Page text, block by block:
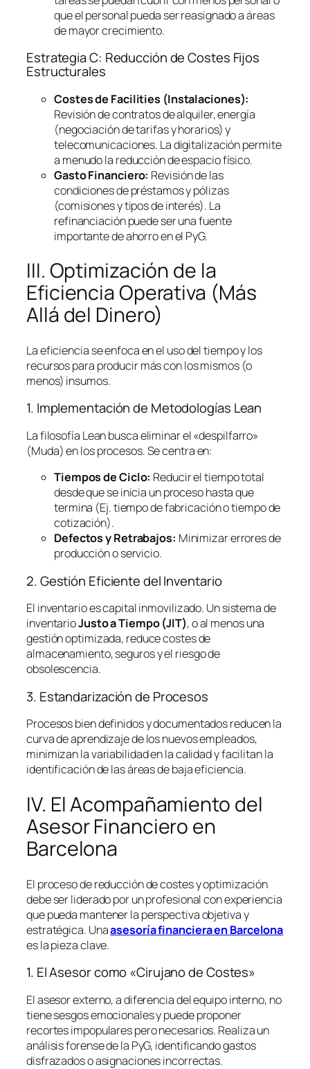
que el personal pueda ser reasignado a áreas
de mayor crecimiento.
Estrategia C: Reducción de Costes Fijos
Estructurales
Costes de Facilities (Instalaciones):
Revisión de contratos de alquiler, energía
(negociación de tarifas y horarios) y
telecomunicaciones. La digitalización permite
a menudo la reducción de espacio físico.
Gasto Financiero: Revisión de las
condiciones de préstamos y pólizas
(comisiones y tipos de interés). La
refinanciación puede ser una fuente
importante de ahorro en el PyG.
III. Optimización de la
Eficiencia Operativa (Más
Allá del Dinero)
La eficiencia se enfoca en el uso del tiempo y los
recursos para producir más con los mismos (o
menos) insumos.
1. Implementación de Metodologías Lean
La filosofía Leanbusca eliminar el «despilfarro»
(Muda) en los procesos. Se centra en:
Tiempos de Ciclo: Reducir el tiempo total
desde que se inicia un proceso hasta que
termina (Ej. tiempo de fabricación o tiempo de
cotización).
Defectos y Retrabajos: Minimizar errores de
producción o servicio.
2. Gestión Eficiente del Inventario
El inventario es capital inmovilizado. Un sistema de
inventarioJusto a Tiempo (JIT), o al menos una
gestión optimizada, reduce costes de
almacenamiento, seguros y el riesgo de
obsolescencia.
3. Estandarización de Procesos
Procesos bien definidos y documentados reducen la
curva de aprendizaje de los nuevos empleados,
minimizan la variabilidad en la calidad y facilitan la
identificación de las áreas de baja eficiencia.
IV. El Acompañamiento del
Asesor Financiero en
Barcelona
El proceso de reducción de costes y optimización
debe ser liderado por un profesional con experiencia
que pueda mantener la perspectiva objetiva y
estratégica. Unaasesoría financiera en Barcelona
es la pieza clave.
1. El Asesor como «Cirujano de Costes»
El asesor externo, a diferencia del equipo interno, no
tiene sesgos emocionales y puede proponer
recortes impopulares pero necesarios. Realiza un
análisis forense de la PyG, identificando gastos
disfrazados o asignaciones incorrectas.